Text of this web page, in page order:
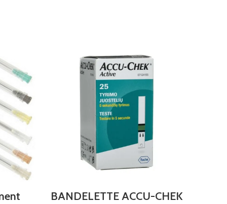
broc
junior
BANDELETTE ACCU-CHEK